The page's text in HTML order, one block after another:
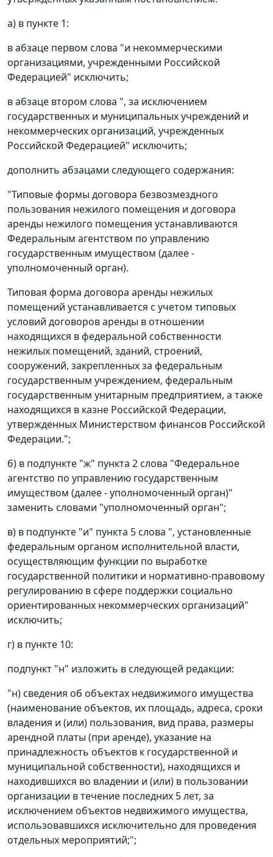
а) в пункте 1:
в абзаце первом слова "и некоммерческими
организациями, учрежденными Российской
Федерацией" исключить;
в абзаце втором слова ", за исключением
государственных и муниципальных учреждений и
некоммерческих организаций, учрежденных
Российской Федерацией" исключить;
дополнить абзацами следующего содержания:
"Типовые формы договора безвозмездного
пользования нежилого помещения и договора
аренды нежилого помещения устанавливаются
Федеральным агентством по управлению
государственным имуществом (далее -
уполномоченный орган).
Типовая форма договора аренды нежилых
помещений устанавливается с учетом типовых
условий договоров аренды в отношении
находящихся в федеральной собственности
нежилых помещений, зданий, строений,
сооружений, закрепленных за федеральным
государственным учреждением, федеральным
государственным унитарным предприятием, а также
находящихся в казне Российской Федерации,
утвержденных Министерством финансов Российской
Федерации.";
б) в подпункте "ж" пункта 2 слова "Федеральное
агентство по управлению государственным
имуществом (далее - уполномоченный орган)"
заменить словами "уполномоченный орган";
в) в подпункте "и" пункта 5 слова ", установленные
федеральным органом исполнительной власти,
осуществляющим функции по выработке
государственной политики и нормативно-правовому
регулированию в сфере поддержки социально
ориентированных некоммерческих организаций"
исключить;
г) в пункте 10:
подпункт "н" изложить в следующей редакции:
"н) сведения об объектах недвижимого имущества
(наименование объектов, их площадь, адреса, сроки
владения и (или) пользования, вид права, размеры
арендной платы (при аренде), указание на
принадлежность объектов к государственной и
муниципальной собственности), находящихся и
находившихся во владении и (или) в пользовании
организации в течение последних 5 лет, за
исключением объектов недвижимого имущества,
использовавшихся исключительно для проведения
отдельных мероприятий;";